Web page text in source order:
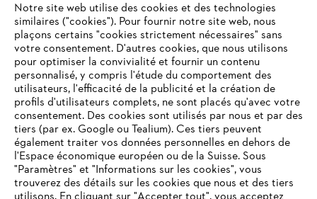
NE RATEZ PLUS RIEN GRÂCE À LA
NEWSLETTER STIHL!
E-mail
S'inscrire
VOTRE NAVIGATEUR INTERNET
Notre site web utilise des cookies et des technologies
similaires ("cookies"). Pour fournir notre site web, nous
plaçons certains "cookies strictement nécessaires" sans
votre consentement. D'autres cookies, que nous utilisons
pour optimiser la convivialité et fournir un contenu
personnalisé, y compris l'étude du comportement des
utilisateurs, l'efficacité de la publicité et la création de
profils d'utilisateurs complets, ne sont placés qu'avec votre
consentement. Des cookies sont utilisés par nous et par des
tiers (par ex. Google ou Tealium). Ces tiers peuvent
également traiter vos données personnelles en dehors de
l'Espace économique européen ou de la Suisse. Sous
"Paramètres" et "Informations sur les cookies", vous
trouverez des détails sur les cookies que nous et des tiers